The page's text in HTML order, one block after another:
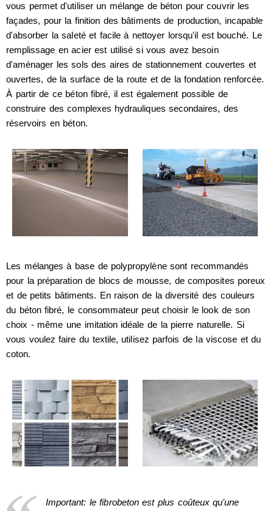
vous permet d'utiliser un mélange de béton pour couvrir les
façades, pour la finition des bâtiments de production, incapable
d'absorber la saleté et facile à nettoyer lorsqu'il est bouché. Le
remplissage en acier est utilisé si vous avez besoin
d'aménager les sols des aires de stationnement couvertes et
ouvertes, de la surface de la route et de la fondation renforcée.
À partir de ce béton fibré, il est également possible de
construire des complexes hydrauliques secondaires, des
réservoirs en béton.
Les mélanges à base de polypropylène sont recommandés
pour la préparation de blocs de mousse, de composites poreux
et de petits bâtiments. En raison de la diversité des couleurs
du béton fibré, le consommateur peut choisir le look de son
choix - même une imitation idéale de la pierre naturelle. Si
vous voulez faire du textile, utilisez parfois de la viscose et du
coton.
Important: le fibrobeton est plus coûteux qu'une